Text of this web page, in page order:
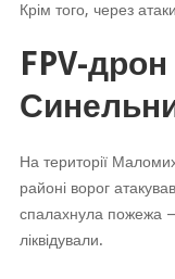
Крім того, через
FPV-
На території
районі ворог
спалахнула пожежа
ліквідували.